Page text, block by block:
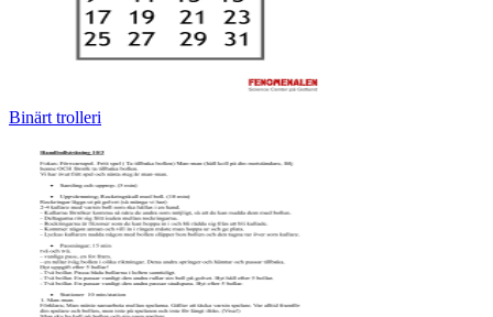
Binärt trolleri